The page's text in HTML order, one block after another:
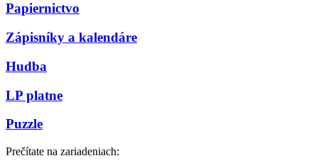
Papiernictvo
Zápisníky a kalendáre
Hudba
LP platne
Puzzle
Prečítate na zariadeniach: